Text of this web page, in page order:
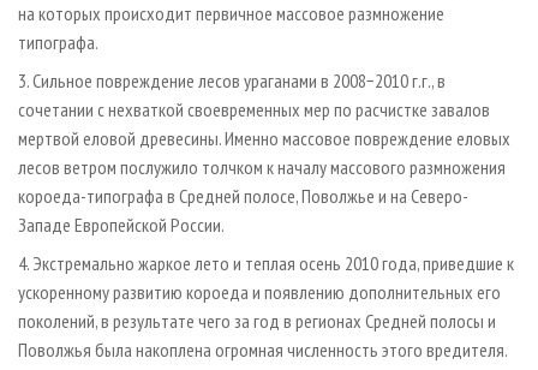
на которых происходит первичное массовое размножение
типографа.
3. Сильное повреждение лесов ураганами в 2008−2010 г.г., в
сочетании с нехваткой своевременных мер по расчистке завалов
мертвой еловой древесины. Именно массовое повреждение еловых
лесов ветром послужило толчком к началу массового размножения
короеда-типографа в Средней полосе, Поволжье и на Северо-
Западе Европейской России.
4. Экстремально жаркое лето и теплая осень 2010 года, приведшие к
ускоренному развитию короеда и появлению дополнительных его
поколений, в результате чего за год в регионах Средней полосы и
Поволжья была накоплена огромная численность этого вредителя.